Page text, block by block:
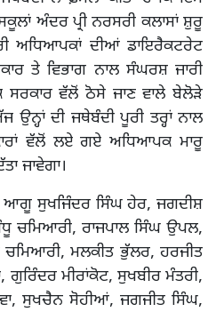
ਅੰਦਰ ਪ੍ਰੀ ਨਰਸਰੀ ਕਲਾਸਾਂ ਸ਼ੁਰੂ
ਅਧਿਆਪਕਾਂ ਦੀਆਂ ਡਾਇਰੈਕਟਰੇਟ
ਤੇ ਵਿਭਾਗ ਨਾਲ ਸੰਘਰਸ਼ ਜਾਰੀ
ਸਰਕਾਰ ਵੱਲੋਂ ਠੋਸੇ ਜਾਣ ਵਾਲੇ ਬੇਲੋੜੇ
ਦੀ ਜਥੇਬੰਦੀ ਪੂਰੀ ਤਰ੍ਹਾਂ ਨਾਲ
ਵੱਲੋਂ ਲਏ ਗਏ ਅਧਿਆਪਕ ਮਾਰੂ
ਜਾਵੇਗਾ।
ਸੁਖਜਿੰਦਰ ਸਿੰਘ ਹੇਰ, ਜਗਦੀਸ਼
ਚਮਿਆਰੀ, ਰਾਜਪਾਲ ਸਿੰਘ ਉਪਲ,
ਮਲਕੀਤ ਭੁੱਲਰ, ਹਰਜੀਤ
ਗੁਰਿੰਦਰ ਮੀਰਾਂਕੋਟ, ਸੁਖਬੀਰ ਮੰਤਰੀ,
ਸੁਖਚੈਨ ਸੋਹੀਆਂ, ਜਗਜੀਤ ਸਿੰਘ,